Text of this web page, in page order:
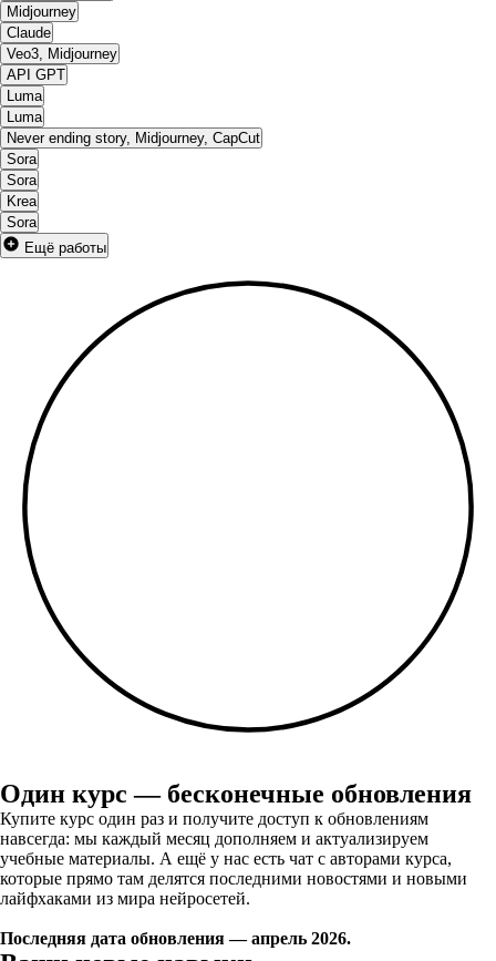
Midjourney
Claude
Veo3, Midjourney
API GPT
Luma
Luma
Never ending story, Midjourney, CapCut
Sora
Sora
Krea
Sora
Ещё работы
Один курс — бесконечные обновления
Купите курс один раз и получите доступ к обновлениям
навсегда: мы каждый месяц дополняем и актуализируем
учебные материалы. А ещё у нас есть чат с авторами курса,
которые прямо там делятся последними новостями и новыми
лайфхаками из мира нейросетей.
Последняя дата обновления — апрель 2026.